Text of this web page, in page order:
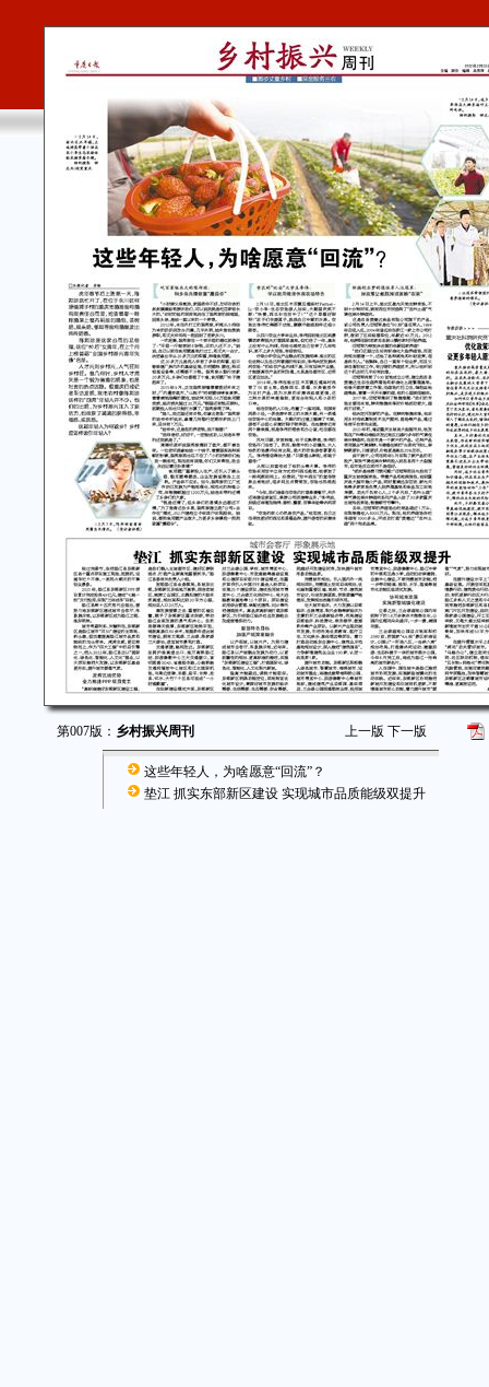
第007版： 乡村振兴周刊 上一版 下一版
这些年轻人，为啥愿意“回流”？
垫江 抓实东部新区建设 实现城市品质能级双提升